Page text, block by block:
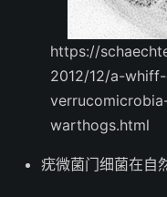
https://
2012/12/a-
warthogs.html
疣微菌门细菌在自